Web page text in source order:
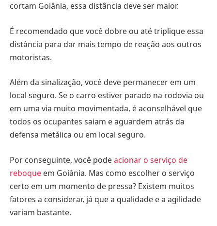
cortam Goiânia, essa distância deve ser maior.
É recomendado que você dobre ou até triplique essa
distância para dar mais tempo de reação aos outros
motoristas.
Além da sinalização, você deve permanecer em um
local seguro. Se o carro estiver parado na rodovia ou
em uma via muito movimentada, é aconselhável que
todos os ocupantes saiam e aguardem atrás da
defensa metálica ou em local seguro.
Por conseguinte, você podeacionar o serviço de
reboque em Goiânia. Mas como escolher o serviço
certo em um momento de pressa? Existem muitos
fatores a considerar, já que a qualidade e a agilidade
variam bastante.